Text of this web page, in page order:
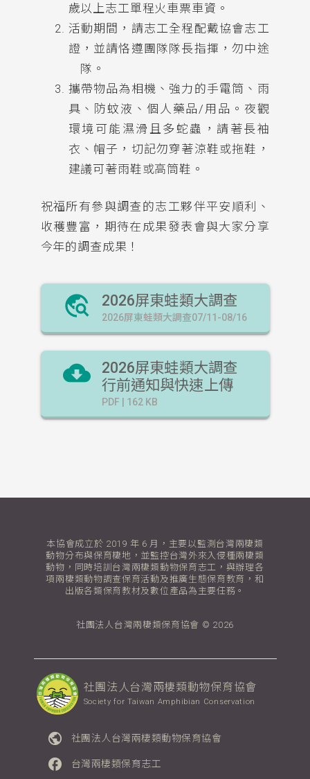
本協會成立於 2019 年 6 月，主要以監測台灣兩棲類
動物分布與保育棲地，並監控台灣外來入侵種兩棲類
動物，同時培訓台灣兩棲類動物保育志工，與辦理各
項兩棲類動物調查保育活動及推廣生態保育教育，和
出版各類保育教材及數位產品為主要任務。
社團法人台灣兩棲類保育協會 © 2026
社團法人台灣兩棲類動物保育協會
Society for Taiwan Amphibian Conservation
public 社團法人台灣兩棲類動物保育協會
facebook 台灣兩棲類保育志工
歲以上志工單程火車票車資。
活動期間，請志工全程配戴協會志工
證，並請恪遵團隊隊長指揮，勿中途
離隊。
攜帶物品為相機、強力的手電筒、雨
具、防蚊液、個人藥品/用品。夜觀
環境可能濕滑且多蛇蟲，請著長袖
衣、帽子，切記勿穿著涼鞋或拖鞋，
建議可著雨鞋或高筒鞋。
祝福所有參與調查的志工夥伴平安順利、
收穫豐富，期待在成果發表會與大家分享
今年的調查成果！
travel_explore 2026屏東蛙類大調查
2026屏東蛙類大調查07/11-08/16
cloud_download
2026屏東蛙類大調查
行前通知與快速上傳
PDF | 162 KB